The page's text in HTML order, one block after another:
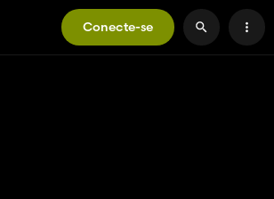
Conecte-se